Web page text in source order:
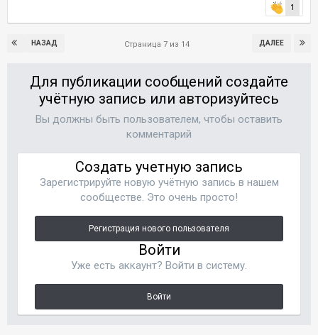
1
НАЗАД ДАЛЕЕ
Страница 7 из 14
Для публикации сообщений создайте
учётную запись или авторизуйтесь
Вы должны быть пользователем, чтобы оставить
комментарий
Создать учетную запись
Зарегистрируйте новую учётную запись в нашем
сообществе. Это очень просто!
Регистрация нового пользователя
Войти
Уже есть аккаунт? Войти в систему.
Войти